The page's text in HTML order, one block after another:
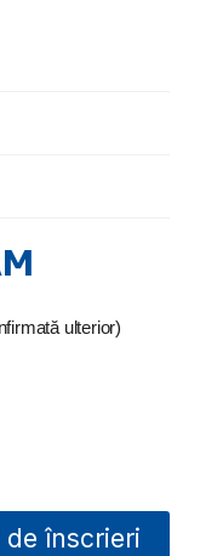
ulterior)
înscrieri